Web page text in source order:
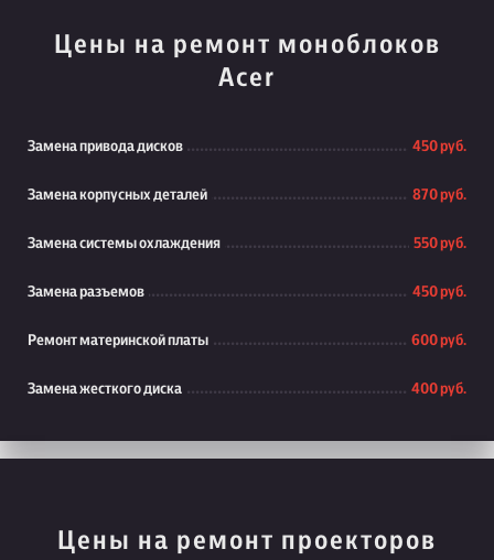
Цены на ремонт моноблоков
Acer
Замена привода дисков 450 руб.
Замена корпусных деталей 870 руб.
Замена системы охлаждения 550 руб.
Замена разъемов 450 руб.
Ремонт материнской платы 600 руб.
Замена жесткого диска 400 руб.
Цены на ремонт проекторов